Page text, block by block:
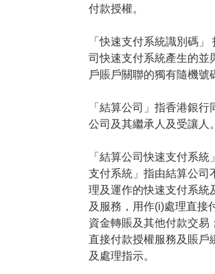
付款授權。
「快速支付系統識別碼」
司快速支付系統產生的並
戶賬戶關聯的獨有隨機號
「結算公司」指香港銀行
公司及其繼承人及受讓人。
「結算公司快速支付系統
支付系統」指由結算公司
理及運作的快速支付系統
及服務，用作(i)處理直接
資金轉賬及其他付款交易
直接付款授權服務及賬戶
及處理指示。